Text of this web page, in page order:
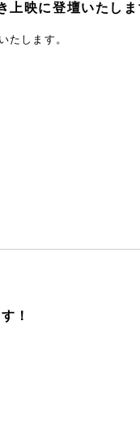
上映に登壇いたし
たします。
！